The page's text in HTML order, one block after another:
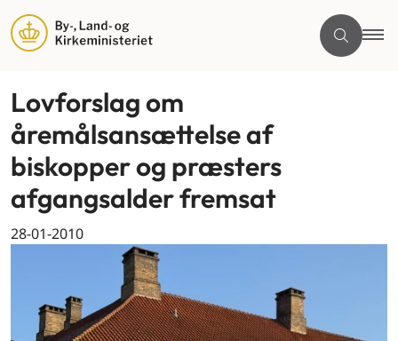
Lovforslag om
åremålsansættelse af
biskopper og præsters
afgangsalder fremsat
28-01-2010